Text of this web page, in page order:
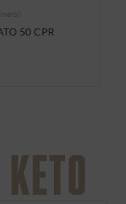
50 CPR